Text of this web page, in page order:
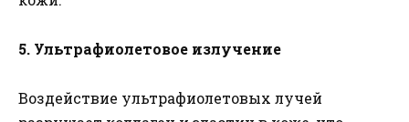
5. Ультрафиолетовое излучение
Воздействие ультрафиолетовых лучей